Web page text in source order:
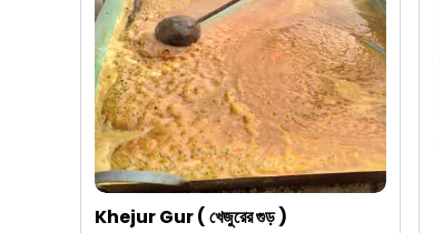
Khejur Gur ( খেজুরের গুড় )